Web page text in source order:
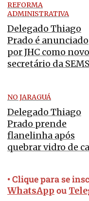
REFORMA
ADMINISTRATIVA
Delegado Thiago
Prado é anunciado
por JHC como novo
secretário da
NO JARAGUÁ
Delegado Thiago
Prado prende
flanelinha após
quebrar vidro de
• Clique para se
WhatsApp ou